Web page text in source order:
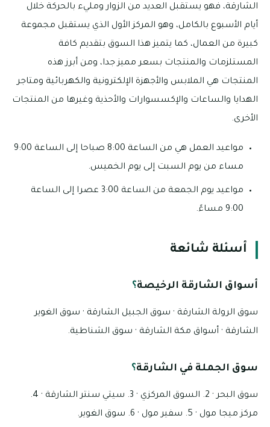
الشارقة، فهو يستقبل العديد من الزوار ومليء بالحركة خلال
أيام الأسبوع بالكامل، وهو المركز الأول الذي يستقبل مجموعة
كبيرة من العمال، كما يتميز هذا السوق بتقديم كافة
المستلزمات والمنتجات بسعر مميز جدا، ومن أبرز هذه
المنتجات هي الملابس والأجهزة الإلكترونية والكهربائية ومتاجر
الهدايا والساعات والإكسسوارات والأحذية وغيرها من المنتجات
الأخرى.
مواعيد العمل هي من الساعة 8:00 صباحا إلى الساعة 9:00
مساء من يوم السبت إلى يوم الخميس.
مواعيد يوم الجمعة من الساعة 3:00 عصرا إلى الساعة
9:00 مساءً.
أسئلة شائعة
أسواق الشارقة الرخيصة؟
سوق الرولة الشارقة · سوق الجبيل الشارقة · سوق الغوير
الشارقة · أسواق مكة الشارقة · سوق الشناطية.
سوق الجملة في الشارقة؟
سوق البحر · 2. السوق المركزي · 3. سيتي سنتر الشارقة · 4.
مركز ميجا مول · 5. سفير مول · 6. سوق الغوير.